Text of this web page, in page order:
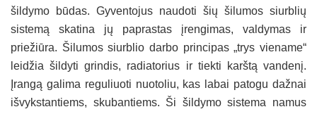
šildymo būdas. Gyventojus naudoti šių šilumos siurblių
sistemą skatina jų paprastas įrengimas, valdymas ir
priežiūra. Šilumos siurblio darbo principas „trys viename“
leidžia šildyti grindis, radiatorius ir tiekti karštą vandenį.
Įrangą galima reguliuoti nuotoliu, kas labai patogu dažnai
išvykstantiems, skubantiems. Ši šildymo sistema namus